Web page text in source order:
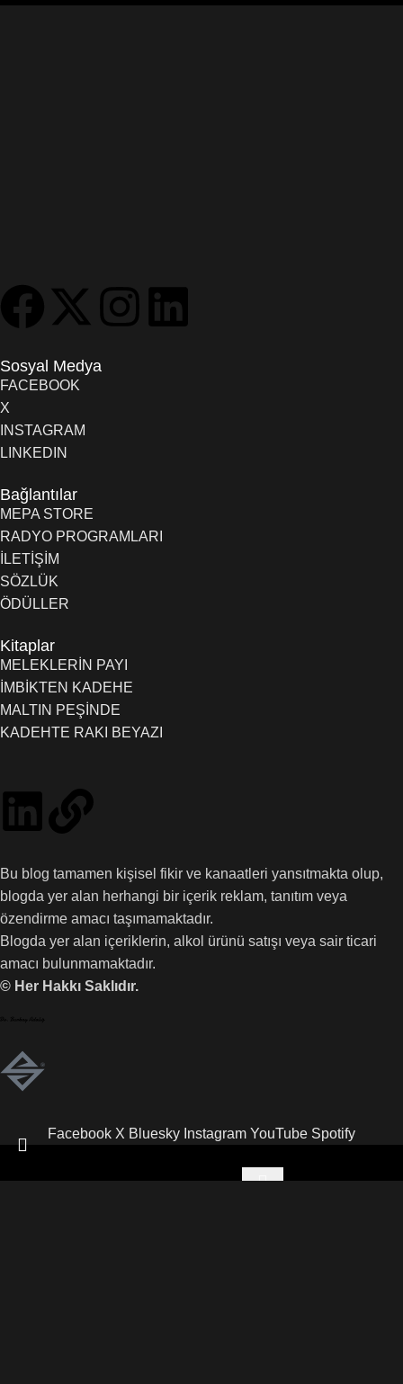
Sosyal Medya
FACEBOOK
X
INSTAGRAM
LINKEDIN
Bağlantılar
MEPA STORE
RADYO PROGRAMLARI
İLETİŞİM
SÖZLÜK
ÖDÜLLER
Kitaplar
MELEKLERİN PAYI
İMBİKTEN KADEHE
MALTIN PEŞİNDE
KADEHTE RAKI BEYAZI
Bu blog tamamen kişisel fikir ve kanaatleri yansıtmakta olup,
blogda yer alan herhangi bir içerik reklam, tanıtım veya
özendirme amacı taşımamaktadır.
Blogda yer alan içeriklerin, alkol ürünü satışı veya sair ticari
amacı bulunmamaktadır.
© Her Hakkı Saklıdır.
Facebook X Bluesky Instagram YouTube Spotify